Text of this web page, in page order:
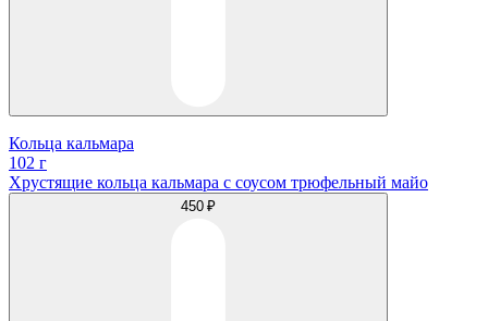
Кольца кальмара
102 г
Хрустящие кольца кальмара с соусом трюфельный майо
450 ₽